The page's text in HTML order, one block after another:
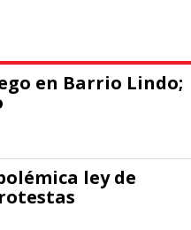
en Barrio Lindo;
ley de